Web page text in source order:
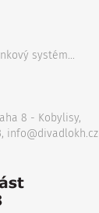
systém...
8 - Kobylisy,
info@divadlokh.cz